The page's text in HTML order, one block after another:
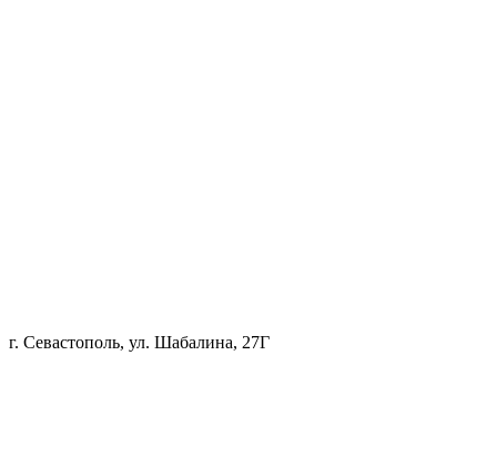
г. Севастополь, ул. Шабалина, 27Г